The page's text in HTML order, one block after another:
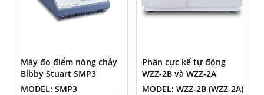
Máy đo điểm nóng chảy
Bibby Stuart SMP3
MODEL: SMP3
Phân cực kế tự động
WZZ-2B và WZZ-2A
MODEL: WZZ-2B (WZZ-2A)